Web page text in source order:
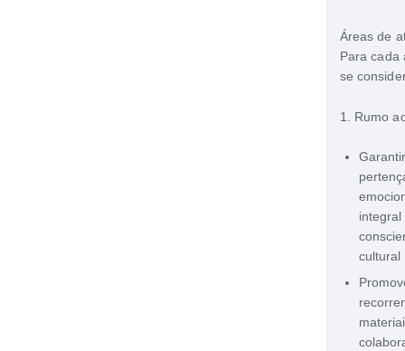
Áreas de
Para cada
se
1. Rumo
cultural